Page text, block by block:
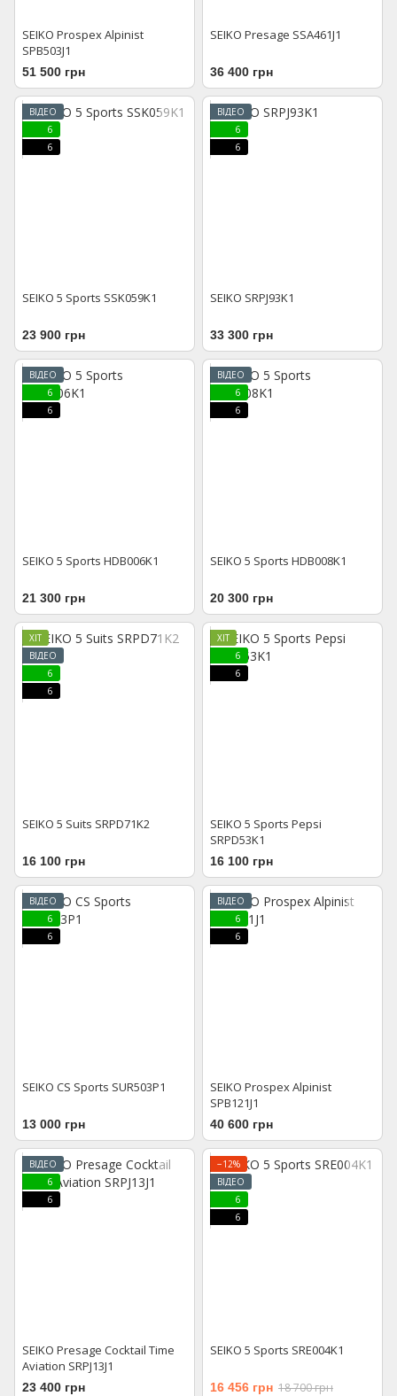
SEIKO Prospex Alpinist
SPB503J1
51 500 грн
SEIKO Presage SSA461J1
36 400 грн
ВІДЕО
6
6
SEIKO 5 Sports SSK059K1
23 900 грн
ВІДЕО
6
6
SEIKO SRPJ93K1
33 300 грн
ВІДЕО
6
6
SEIKO 5 Sports HDB006K1
21 300 грн
ВІДЕО
6
6
SEIKO 5 Sports HDB008K1
20 300 грн
ХІТ
ВІДЕО
6
6
SEIKO 5 Suits SRPD71K2
16 100 грн
ХІТ
6
6
SEIKO 5 Sports Pepsi
SRPD53K1
16 100 грн
ВІДЕО
6
6
SEIKO CS Sports SUR503P1
13 000 грн
ВІДЕО
6
6
SEIKO Prospex Alpinist
SPB121J1
40 600 грн
ВІДЕО
6
6
SEIKO Presage Cocktail Time
Aviation SRPJ13J1
23 400 грн
−12%
ВІДЕО
6
6
SEIKO 5 Sports SRE004K1
16 456 грн 18 700 грн